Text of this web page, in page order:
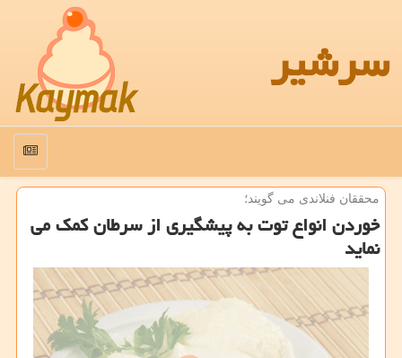
سرشیر
منو
محققان فنلاندی می گویند؛
خوردن انواع توت به پیشگیری از سرطان كمك می
نماید